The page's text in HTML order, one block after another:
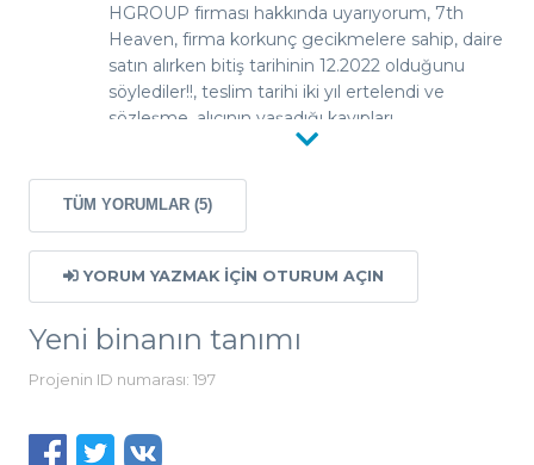
HGROUP firması hakkında uyarıyorum, 7th
Heaven, firma korkunç gecikmelere sahip, daire
satın alırken bitiş tarihinin 12.2022 olduğunu
söylediler!!, teslim tarihi iki yıl ertelendi ve
sözleşme, alıcının yaşadığı kayıpları
karşılamayacak şekilde yapılandırılmış. Tek
yatırımı tamamlaması. HGroup ile herhangi bir
hakkında herhangi bir sorusu olan varsa,
benimle iletişime geçmekten çekinmesin,
güvenilir olmayan bir geliştirici ile yaşadığım
macerayı memnuniyetle anlatırım.
TÜM YORUMLAR (5)
YORUM YAZMAK IÇIN OTURUM AÇIN
Yeni binanın tanımı
Projenin ID numarası: 197